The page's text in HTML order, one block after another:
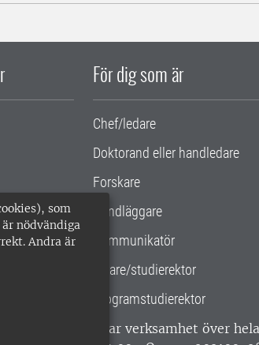
som
nödvändiga
Andra är
För dig som är
Chef/ledare
Doktorand eller handledare
Forskare
Handläggare
Kommunikatör
Lärare/studierektor
Programstudierektor
har verksamhet över